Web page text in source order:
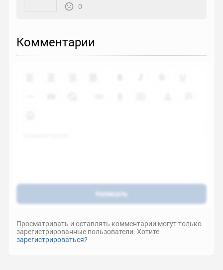
0
Комментарии
Написать
Просматривать и оставлять комментарии могут только
зарегистрированные пользователи. Хотите
зарегистрироваться?